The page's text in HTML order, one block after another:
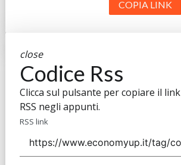
COPIA LINK
close
Codice Rss
Clicca sul pulsante per copiare il link
RSS negli appunti.
RSS link